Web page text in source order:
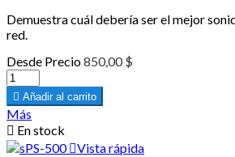
Demuestra cuál debería ser el mejor
red.
Desde Precio850,00 $
 Añadir al carrito
Más
 En stock
Vista rápida